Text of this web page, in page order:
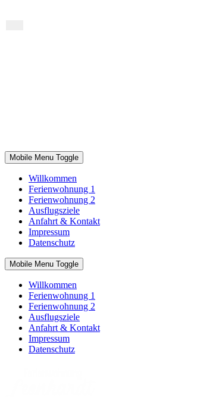
Mobile Menu Toggle
Willkommen
Ferienwohnung 1
Ferienwohnung 2
Ausflugsziele
Anfahrt & Kontakt
Impressum
Datenschutz
Mobile Menu Toggle
Willkommen
Ferienwohnung 1
Ferienwohnung 2
Ausflugsziele
Anfahrt & Kontakt
Impressum
Datenschutz